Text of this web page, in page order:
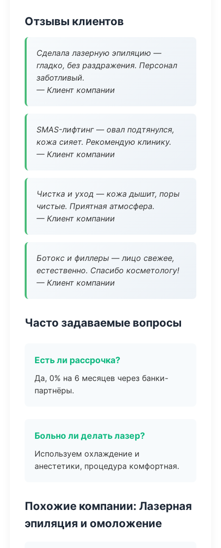
Отзывы клиентов
Сделала лазерную эпиляцию —
гладко, без раздражения. Персонал
заботливый.
— Клиент компании
SMAS-лифтинг — овал подтянулся,
кожа сияет. Рекомендую клинику.
— Клиент компании
Чистка и уход — кожа дышит, поры
чистые. Приятная атмосфера.
— Клиент компании
Ботокс и филлеры — лицо свежее,
естественно. Спасибо косметологу!
— Клиент компании
Часто задаваемые вопросы
Есть ли рассрочка?
Да, 0% на 6 месяцев через банки-
партнёры.
Больно ли делать лазер?
Используем охлаждение и
анестетики, процедура комфортная.
Похожие компании: Лазерная
эпиляция и омоложение